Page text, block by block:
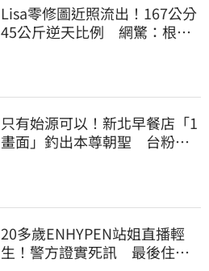
Lisa零修圖近照流出！167公分
45公斤逆天比例 網驚：根本
只有始源可以！新北早餐店「1
畫面」釣出本尊朝聖 台粉嚇
20多歲ENHYPEN站姐直播輕
生！警方證實死訊 最後住處